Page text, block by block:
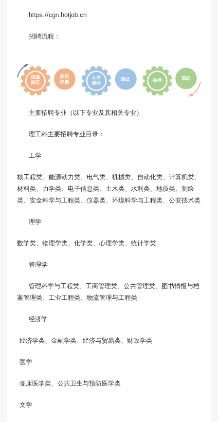
https://cgn.hotjob.cn
招聘流程：
主要招聘专业（以下专业及其相关专业）
理工科主要招聘专业目录：
工学
核工程类、能源动力类、电气类、机械类、自动化类、计算机类、
材料类、力学类、电子信息类、土木类、水利类、地质类、测绘
类、安全科学与工程类、仪器类、环境科学与工程类、公安技术类
理学
数学类、物理学类、化学类、心理学类、统计学类
管理学
管理科学与工程类、工商管理类、公共管理类、图书情报与档
案管理类、工业工程类、物流管理与工程类
经济学
经济学类、金融学类、经济与贸易类、财政学类
医学
临床医学类、公共卫生与预防医学类
文学